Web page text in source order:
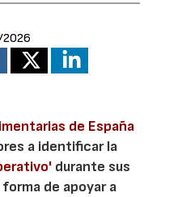
de España
a identificar la
durante sus
de apoyar a